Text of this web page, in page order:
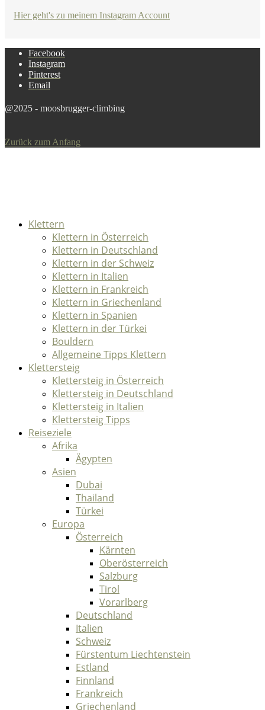
Hier geht's zu meinem Instagram Account
Facebook
Instagram
Pinterest
Email
@2025 - moosbrugger-climbing
Zurück zum Anfang
Klettern
Klettern in Österreich
Klettern in Deutschland
Klettern in der Schweiz
Klettern in Italien
Klettern in Frankreich
Klettern in Griechenland
Klettern in Spanien
Klettern in der Türkei
Bouldern
Allgemeine Tipps Klettern
Klettersteig
Klettersteig in Österreich
Klettersteig in Deutschland
Klettersteig in Italien
Klettersteig Tipps
Reiseziele
Afrika
Ägypten
Asien
Dubai
Thailand
Türkei
Europa
Österreich
Kärnten
Oberösterreich
Salzburg
Tirol
Vorarlberg
Deutschland
Italien
Schweiz
Fürstentum Liechtenstein
Estland
Finnland
Frankreich
Griechenland